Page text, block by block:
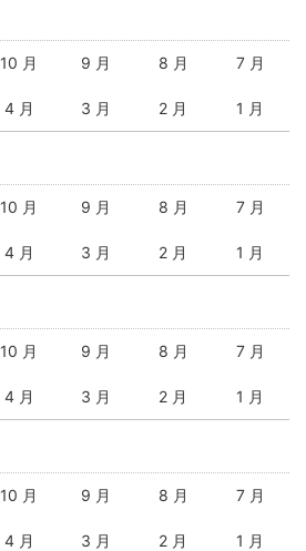
10 月 9 月 8 月 7 月
4 月 3 月 2 月 1 月
10 月 9 月 8 月 7 月
4 月 3 月 2 月 1 月
10 月 9 月 8 月 7 月
4 月 3 月 2 月 1 月
10 月 9 月 8 月 7 月
4 月 3 月 2 月 1 月